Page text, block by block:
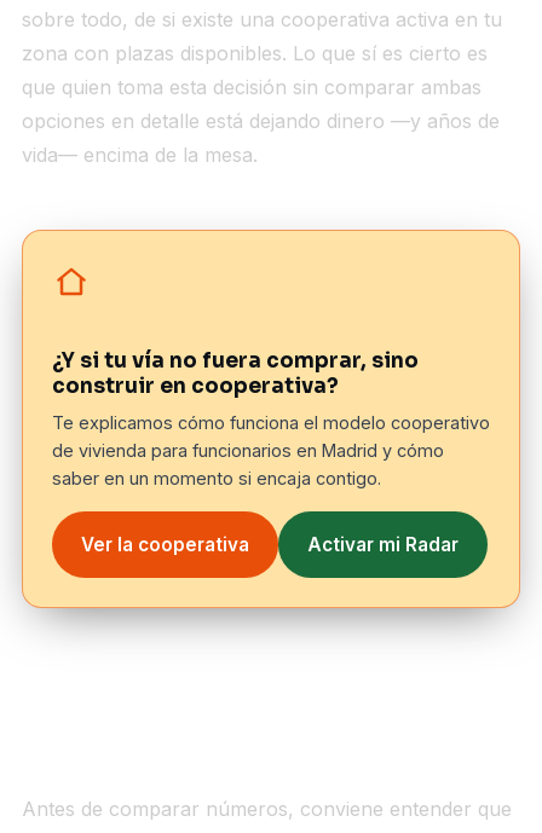
sobre todo, de si existe una cooperativa activa en tu
zona con plazas disponibles. Lo que sí es cierto es
que quien toma esta decisión sin comparar ambas
opciones en detalle está dejando dinero —y años de
vida— encima de la mesa.
¿Y si tu vía no fuera comprar, sino
construir en cooperativa?
Te explicamos cómo funciona el modelo cooperativo
de vivienda para funcionarios en Madrid y cómo
saber en un momento si encaja contigo.
Ver la cooperativa Activar mi Radar
Antes de comparar números, conviene entender que